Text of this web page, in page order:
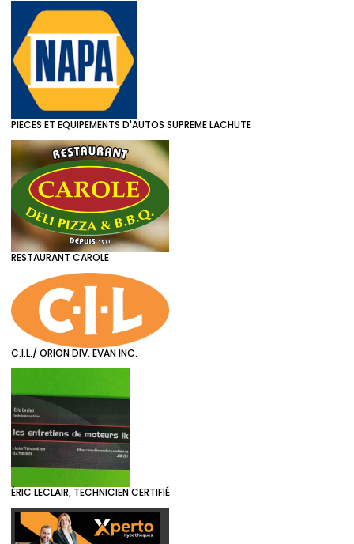
PIECES ET EQUIPEMENTS D'AUTOS SUPREME LACHUTE
RESTAURANT CAROLE
C.I.L./ ORION DIV. EVAN INC.
ÉRIC LECLAIR, TECHNICIEN CERTIFIÉ